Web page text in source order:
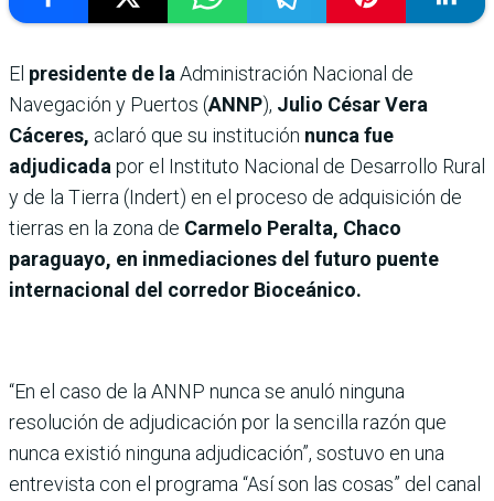
El presidente de la Administración Nacional de
Navegación y Puertos (ANNP), Julio César Vera
Cáceres, aclaró que su institución nunca fue
adjudicada por el Instituto Nacional de Desarrollo Rural
y de la Tierra (Indert) en el proceso de adquisición de
tierras en la zona de Carmelo Peralta, Chaco
paraguayo, en inmediaciones del futuro puente
internacional del corredor Bioceánico.
“En el caso de la ANNP nunca se anuló ninguna
resolución de adjudicación por la sencilla razón que
nunca existió ninguna adjudicación”, sostuvo en una
entrevista con el programa “Así son las cosas” del canal